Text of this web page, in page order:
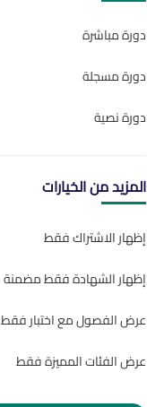
دورة مباشرة
دورة مسجلة
دورة نصية
المزيد من الخيارات
إظهار الاشتراك فقط
إظهار الشهادة فقط مضمنة
عرض الفصول مع اختبار فقط
عرض الفئات المميزة فقط